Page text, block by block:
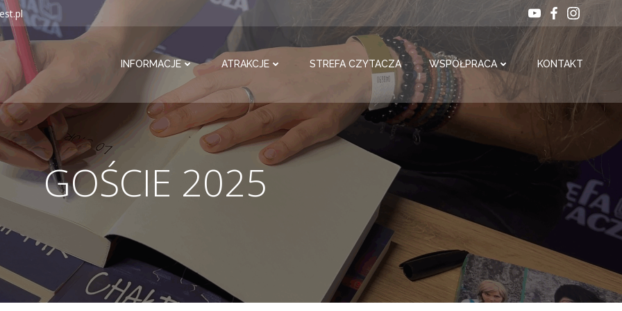
INFORMACJE ATRAKCJE STREFA CZYTACZA WSPÓŁPRACA KONTAKT
GOŚCIE 2025